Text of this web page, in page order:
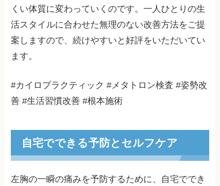
くい体質に変わっていくのです。一人ひとりの生
活スタイルに合わせた無理のない改善方法をご提
案しますので、続けやすいと好評をいただいてい
ます。
#カイロプラクティック #メタトロン検査 #姿勢改
善 #生活習慣改善 #根本施術
自宅でできる予防とセルフケア
左胸の一瞬の痛みを予防するために、自宅ででき